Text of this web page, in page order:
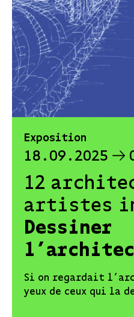
Exposition
18.09.2025
12
artistes
Dessiner
Si on regardait
yeux de ceux qui la